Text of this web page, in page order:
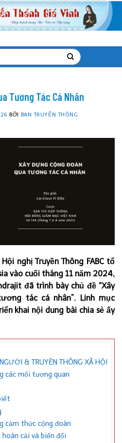
Tương Tác Cá Nhân
BỞI BAN TRUYỀN THÔNG
nghị Truyền Thông FABC tổ
vào cuối tháng 11 năm 2024,
đã trình bày chủ đề “Xây
tác cá nhân”. Linh mục
khai nội dung bài chia sẻ ấy
& TRUYỀN THÔNG XÃ HỘI
các mối tương quan
cảm thức cộng đoàn
cải và biến đổi